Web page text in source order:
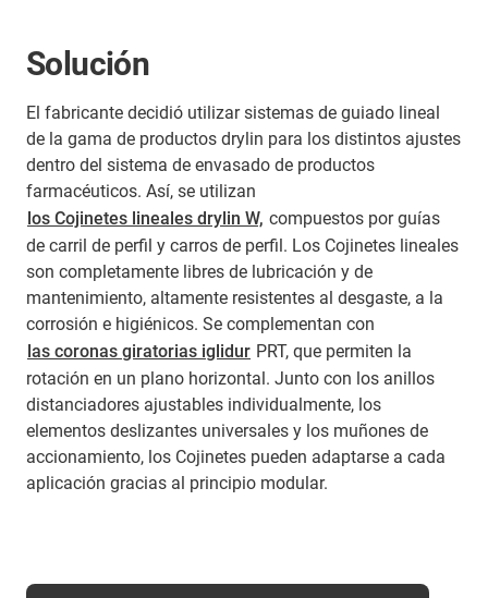
Solución
El fabricante decidió utilizar sistemas de guiado lineal
de la gama de productos drylin para los distintos ajustes
dentro del sistema de envasado de productos
farmacéuticos. Así, se utilizan
los Cojinetes lineales drylin W, compuestos por guías
de carril de perfil y carros de perfil. Los Cojinetes lineales
son completamente libres de lubricación y de
mantenimiento, altamente resistentes al desgaste, a la
corrosión e higiénicos. Se complementan con
las coronas giratorias iglidur PRT, que permiten la
rotación en un plano horizontal. Junto con los anillos
distanciadores ajustables individualmente, los
elementos deslizantes universales y los muñones de
accionamiento, los Cojinetes pueden adaptarse a cada
aplicación gracias al principio modular.